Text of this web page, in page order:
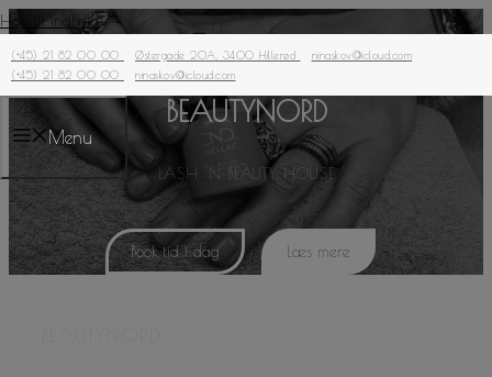
Hop til indhold
(+45) 21 82 00 00 Østergade 20A, 3400 Hillerød
ninaskov@icloud.com
(+45) 21 82 00 00
ninaskov@icloud.com
Menu
VELKOMMEN TIL
BEAUTYNORD
LASH ‘N BEAUTY HOUSE
Book tid i dag Læs mere